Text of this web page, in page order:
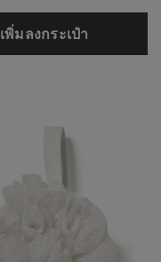
เพิ่มลงกระเป๋า